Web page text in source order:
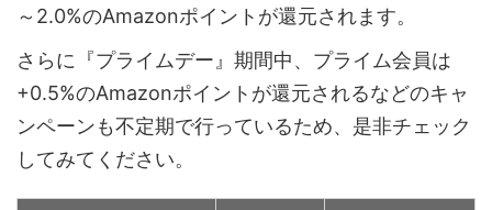
～2.0%のAmazonポイントが還元されます。
さらに『プライムデー』期間中、プライム会員は
+0.5%のAmazonポイントが還元されるなどのキャ
ンペーンも不定期で行っているため、是非チェック
してみてください。